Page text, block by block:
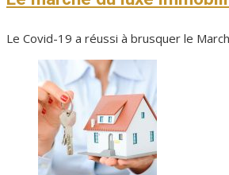
Le Covid-19 a réussi à brusquer le